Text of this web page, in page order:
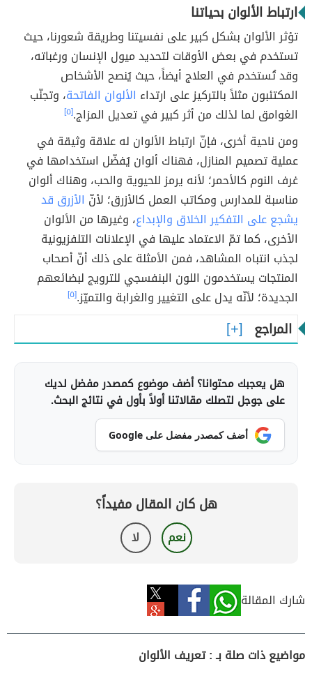
ارتباط الألوان بحياتنا
تؤثر الألوان بشكل كبير على نفسيتنا وطريقة شعورنا، حيث
تستخدم في بعض الأوقات لتحديد ميول الإنسان ورغباته،
وقد تُستخدم في العلاج أيضاً، حيث يُنصح الأشخاص
المكتئبون مثلاً بالتركيز على ارتداء الألوان الفاتحة، وتجنّب
الغوامق لما لذلك من أثر كبير في تعديل المزاج.[٥]
ومن ناحية أخرى، فإنّ ارتباط الألوان له علاقة وثيقة في
عملية تصميم المنازل، فهناك ألوان يُفضّل استخدامها في
غرف النوم كالأحمر؛ لأنه يرمز للحيوية والحب، وهناك ألوان
مناسبة للمدارس ومكاتب العمل كالأزرق؛ لأنّ الأزرق قد
يشجع على التفكير الخلاق والإبداع، وغيرها من الألوان
الأخرى، كما تمّ الاعتماد عليها في الإعلانات التلفزيونية
لجذب انتباه المشاهد، فمن الأمثلة على ذلك أنّ أصحاب
المنتجات يستخدمون اللون البنفسجي للترويج لبضائعهم
الجديدة؛ لأنّه يدل على التغيير والغرابة والتميّز.[٥]
المراجع
هل يعجبك محتوانا؟ أضف موضوع كمصدر مفضل لديك
على جوجل لتصلك مقالاتنا أولاً بأول في نتائج البحث.
أضف كمصدر مفضل على Google
هل كان المقال مفيداً؟
نعم لا
شارك المقالة
مواضيع ذات صلة بـ : تعريف الألوان